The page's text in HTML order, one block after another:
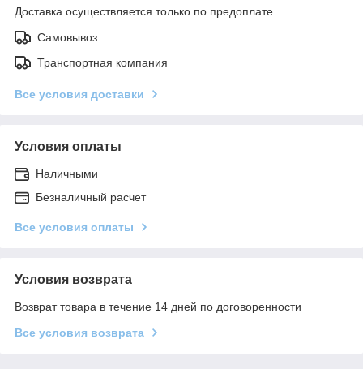
Доставка осуществляется только по предоплате.
Самовывоз
Транспортная компания
Все условия доставки
Условия оплаты
Наличными
Безналичный расчет
Все условия оплаты
Условия возврата
Возврат товара в течение 14 дней по договоренности
Все условия возврата